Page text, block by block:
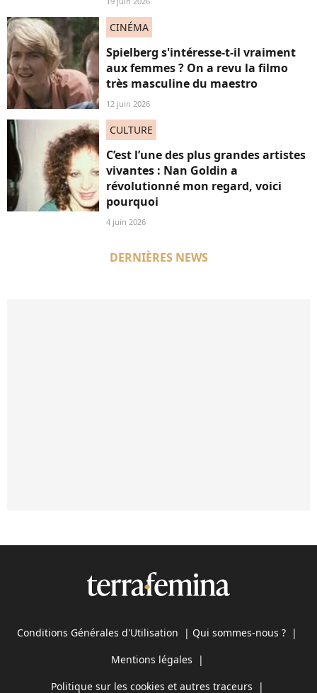
CINÉMA
Spielberg s'intéresse-t-il vraiment
aux femmes ? On a revu la filmo
très masculine du maestro
12 juin 2026
CULTURE
C’est l’une des plus grandes artistes
vivantes : Nan Goldin a
révolutionné mon regard, voici
pourquoi
4 juin 2026
DERNIÈRES NEWS
Conditions Générales d'Utilisation | Qui sommes-nous ? |
Mentions légales |
Politique sur les cookies et autres traceurs |